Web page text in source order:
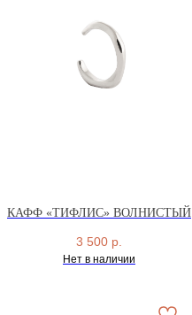
КАФФ «ТИФЛИС» ВОЛНИСТЫЙ
3 500 р.
Нет в наличии